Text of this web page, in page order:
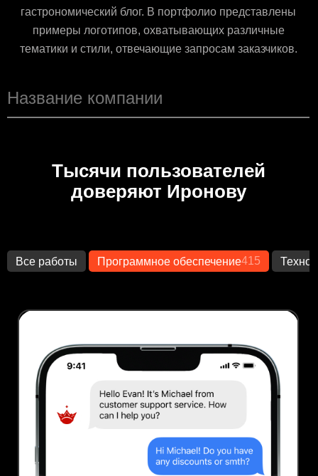
гастрономический блог. В портфолио представлены
примеры логотипов, охватывающих различные
тематики и стили, отвечающие запросам заказчиков.
Тысячи пользователей
доверяют Иронову
Все работы Программное обеспечение415